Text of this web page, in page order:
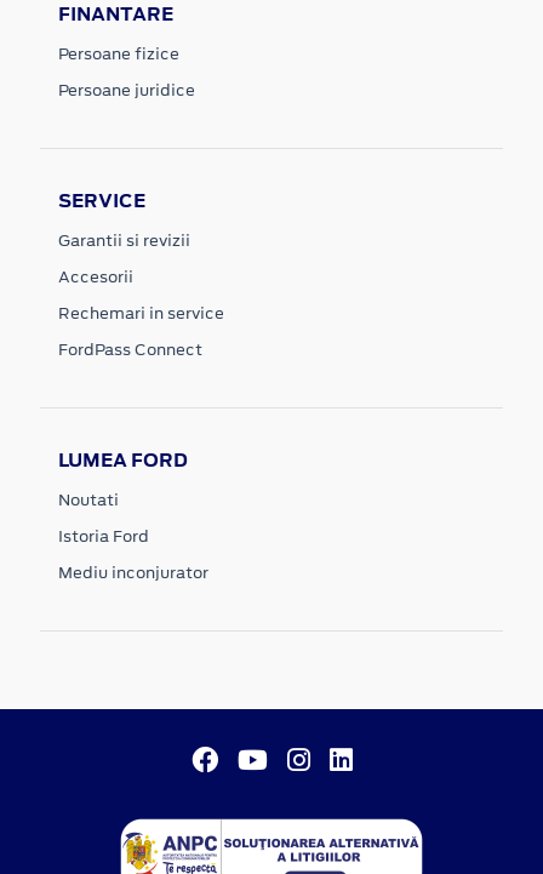
FINANTARE
Persoane fizice
Persoane juridice
SERVICE
Garantii si revizii
Accesorii
Rechemari in service
FordPass Connect
LUMEA FORD
Noutati
Istoria Ford
Mediu inconjurator